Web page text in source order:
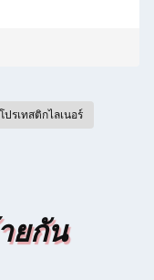
ปรเทสติกไลเนอร์
ยกัน